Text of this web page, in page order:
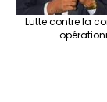
Lutte contre la